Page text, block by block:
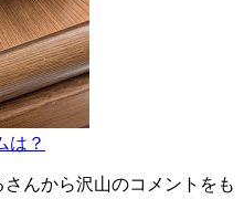
は？
んから沢山のコメントをも